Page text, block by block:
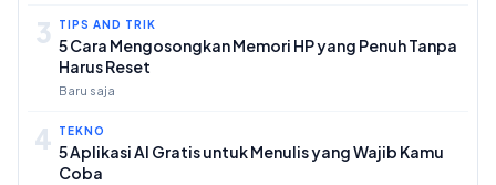
3 TIPS AND TRIK
5 Cara Mengosongkan Memori HP yang Penuh Tanpa
Harus Reset
Baru saja
4 TEKNO
5 Aplikasi AI Gratis untuk Menulis yang Wajib Kamu
Coba